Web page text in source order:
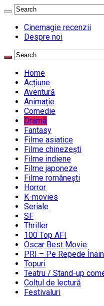
Cinemagie recenzii
Despre noi
Home
Acțiune
Aventură
Animație
Comedie
Dramă
Fantasy
Filme asiatice
Filme chinezești
Filme indiene
Filme japoneze
Filme românești
Horror
K-movies
Seriale
SF
Thriller
100 Top AFI
Oscar Best Movie
PRI – Pe Repede
Topuri
Teatru / Stand-up
Colțul de lectură
Festivaluri